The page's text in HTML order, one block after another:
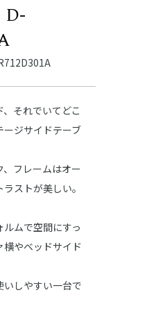
D-
それでいてどこ
ジサイドテーブ
フレームはオー
ストが美しい。
ムで空間にすっ
横やベッドサイド
しやすい一台で